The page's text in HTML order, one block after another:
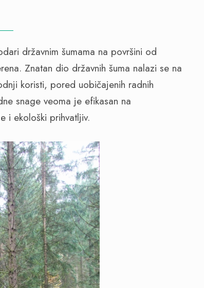
državnim šumama na površini od
Znatan dio državnih šuma nalazi se na
koristi, pored uobičajenih radnih
snage veoma je efikasan na
i ekološki prihvatljiv.